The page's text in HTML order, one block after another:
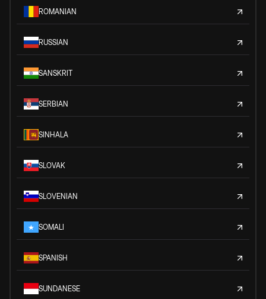
ROMANIAN
RUSSIAN
SANSKRIT
SERBIAN
SINHALA
SLOVAK
SLOVENIAN
SOMALI
SPANISH
SUNDANESE